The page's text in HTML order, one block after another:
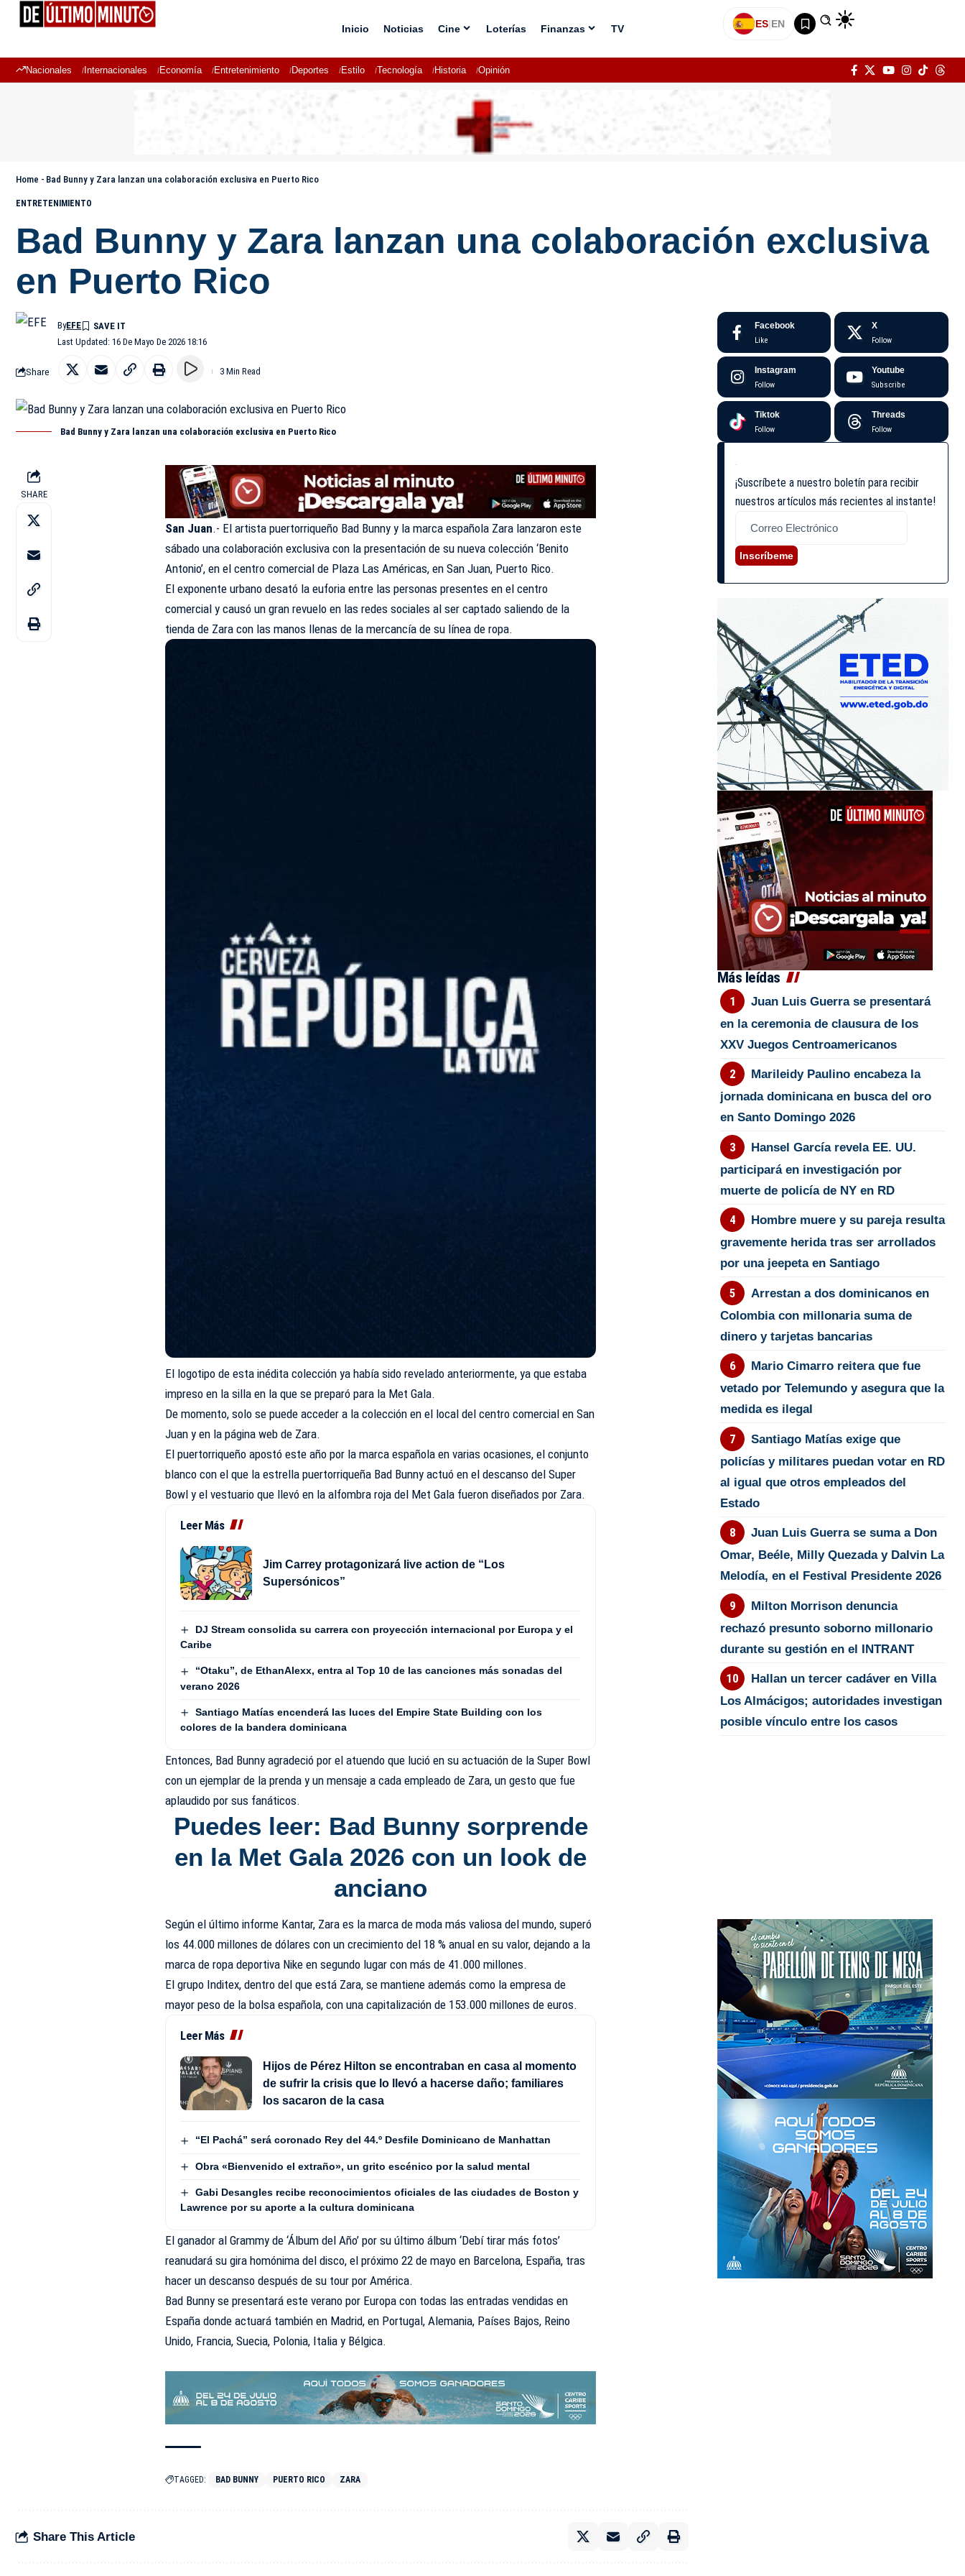
Inicio Noticias Cine Loterías Finanzas TV ES|EN
Nacionales Internacionales Economía Entretenimiento Deportes Estilo Tecnología Historia Opinión
Home - Bad Bunny y Zara lanzan una colaboración exclusiva en Puerto Rico
ENTRETENIMIENTO
Bad Bunny y Zara lanzan una colaboración exclusiva
en Puerto Rico
Last Updated: 16 De Mayo De 2026 18:16
ByEFE
Share 3 Min Read
Bad Bunny y Zara lanzan una colaboración exclusiva en Puerto Rico
SHARE
San Juan.- El artista puertorriqueño Bad Bunny y la marca española Zara lanzaron este
sábado una colaboración exclusiva con la presentación de su nueva colección ‘Benito
Antonio’, en el centro comercial de Plaza Las Américas, en San Juan, Puerto Rico.
El exponente urbano desató la euforia entre las personas presentes en el centro
comercial y causó un gran revuelo en las redes sociales al ser captado saliendo de la
tienda de Zara con las manos llenas de la mercancía de su línea de ropa.
El logotipo de esta inédita colección ya había sido revelado anteriormente, ya que estaba
impreso en la silla en la que se preparó para la Met Gala.
De momento, solo se puede acceder a la colección en el local del centro comercial en San
Juan y en la página web de Zara.
El puertorriqueño apostó este año por la marca española en varias ocasiones, el conjunto
blanco con el que la estrella puertorriqueña Bad Bunny actuó en el descanso del Super
Bowl y el vestuario que llevó en la alfombra roja del Met Gala fueron diseñados por Zara.
Leer Más
Jim Carrey protagonizará live action de “Los
Supersónicos”
DJ Stream consolida su carrera con proyección internacional por Europa y el
Caribe
“Otaku”, de EthanAlexx, entra al Top 10 de las canciones más sonadas del
verano 2026
Santiago Matías encenderá las luces del Empire State Building con los
colores de la bandera dominicana
Entonces, Bad Bunny agradeció por el atuendo que lució en su actuación de la Super Bowl
con un ejemplar de la prenda y un mensaje a cada empleado de Zara, un gesto que fue
aplaudido por sus fanáticos.
Puedes leer: Bad Bunny sorprende
en la Met Gala 2026 con un look de
anciano
Según el último informe Kantar, Zara es la marca de moda más valiosa del mundo, superó
los 44.000 millones de dólares con un crecimiento del 18 % anual en su valor, dejando a la
marca de ropa deportiva Nike en segundo lugar con más de 41.000 millones.
El grupo Inditex, dentro del que está Zara, se mantiene además como la empresa de
mayor peso de la bolsa española, con una capitalización de 153.000 millones de euros.
Leer Más
Hijos de Pérez Hilton se encontraban en casa al momento
de sufrir la crisis que lo llevó a hacerse daño; familiares
los sacaron de la casa
“El Pachá” será coronado Rey del 44.º Desfile Dominicano de Manhattan
Obra «Bienvenido el extraño», un grito escénico por la salud mental
Gabi Desangles recibe reconocimientos oficiales de las ciudades de Boston y
Lawrence por su aporte a la cultura dominicana
El ganador al Grammy de ‘Álbum del Año’ por su último álbum ‘Debí tirar más fotos’
reanudará su gira homónima del disco, el próximo 22 de mayo en Barcelona, España, tras
hacer un descanso después de su tour por América.
Bad Bunny se presentará este verano por Europa con todas las entradas vendidas en
España donde actuará también en Madrid, en Portugal, Alemania, Países Bajos, Reino
Unido, Francia, Suecia, Polonia, Italia y Bélgica.
TAGGED: BAD BUNNY PUERTO RICO ZARA
Share This Article
Facebook
Like
X
Follow
Instagram
Follow
Youtube
Subscribe
Tiktok
Follow
Threads
Follow
¡Suscríbete a nuestro boletín para recibir
nuestros artículos más recientes al instante!
Inscríbeme
Más leídas
Juan Luis Guerra se presentará
en la ceremonia de clausura de los
XXV Juegos Centroamericanos
Marileidy Paulino encabeza la
jornada dominicana en busca del oro
en Santo Domingo 2026
Hansel García revela EE. UU.
participará en investigación por
muerte de policía de NY en RD
Hombre muere y su pareja resulta
gravemente herida tras ser arrollados
por una jeepeta en Santiago
Arrestan a dos dominicanos en
Colombia con millonaria suma de
dinero y tarjetas bancarias
Mario Cimarro reitera que fue
vetado por Telemundo y asegura que la
medida es ilegal
Santiago Matías exige que
policías y militares puedan votar en RD
al igual que otros empleados del
Estado
Juan Luis Guerra se suma a Don
Omar, Beéle, Milly Quezada y Dalvin La
Melodía, en el Festival Presidente 2026
Milton Morrison denuncia
rechazó presunto soborno millonario
durante su gestión en el INTRANT
Hallan un tercer cadáver en Villa
Los Almácigos; autoridades investigan
posible vínculo entre los casos